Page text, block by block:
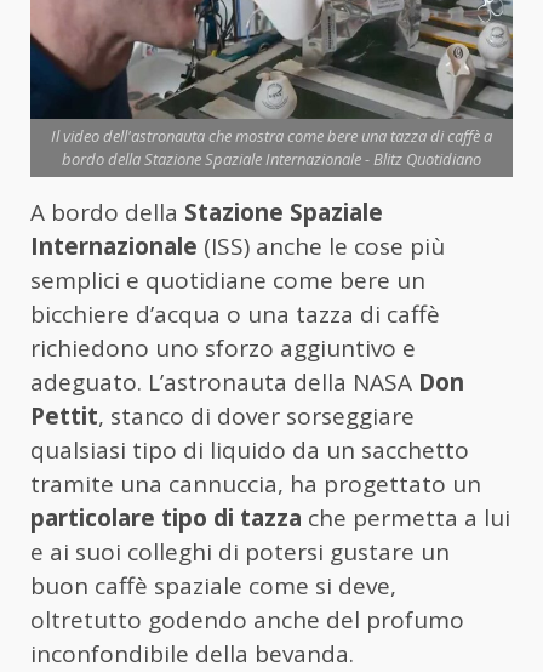
Il video dell'astronauta che mostra come bere una tazza di caffè a
bordo della Stazione Spaziale Internazionale - Blitz Quotidiano
A bordo della Stazione Spaziale
Internazionale (ISS) anche le cose più
semplici e quotidiane come bere un
bicchiere d’acqua o una tazza di caffè
richiedono uno sforzo aggiuntivo e
adeguato. L’astronauta della NASA Don
Pettit, stanco di dover sorseggiare
qualsiasi tipo di liquido da un sacchetto
tramite una cannuccia, ha progettato un
particolare tipo di tazza che permetta a lui
e ai suoi colleghi di potersi gustare un
buon caffè spaziale come si deve,
oltretutto godendo anche del profumo
inconfondibile della bevanda.